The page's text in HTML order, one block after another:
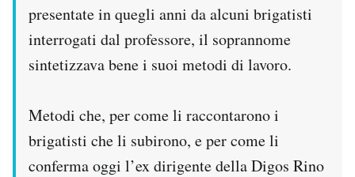
presentate in quegli anni da alcuni brigatisti
interrogati dal professore, il soprannome
sintetizzava bene i suoi metodi di lavoro.
Metodi che, per come li raccontarono i
brigatisti che li subirono, e per come li
conferma oggi l’ex dirigente della Digos Rino